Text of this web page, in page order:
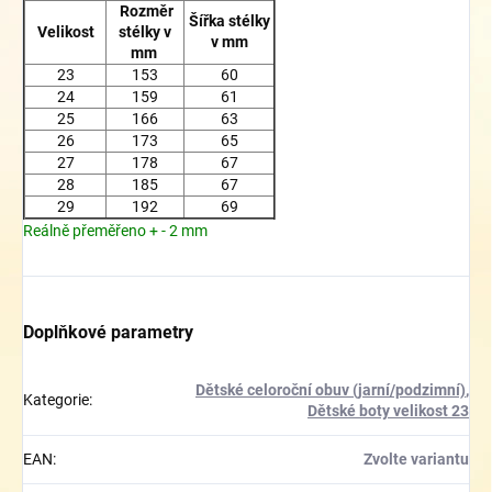
Velikost
Rozměr
stélky v
mm
Šířka stélky
v mm
23
153
60
24
159
61
25
166
63
26
173
65
27
178
67
28
185
67
29
192
69
Reálně přeměřeno + - 2 mm
Doplňkové parametry
Kategorie:
Dětské celoroční obuv (jarní/podzimní),
Dětské boty velikost 23
EAN: Zvolte variantu